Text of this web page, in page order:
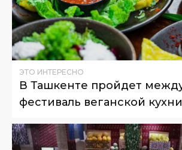
ЭТО ИНТЕРЕСНО
В Ташкенте пройдет
фестиваль веганской кухни